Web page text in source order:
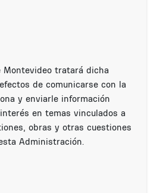
Montevideo tratará dicha
de comunicarse con la
y enviarle información
en temas vinculados a
obras y otras cuestiones
Administración.